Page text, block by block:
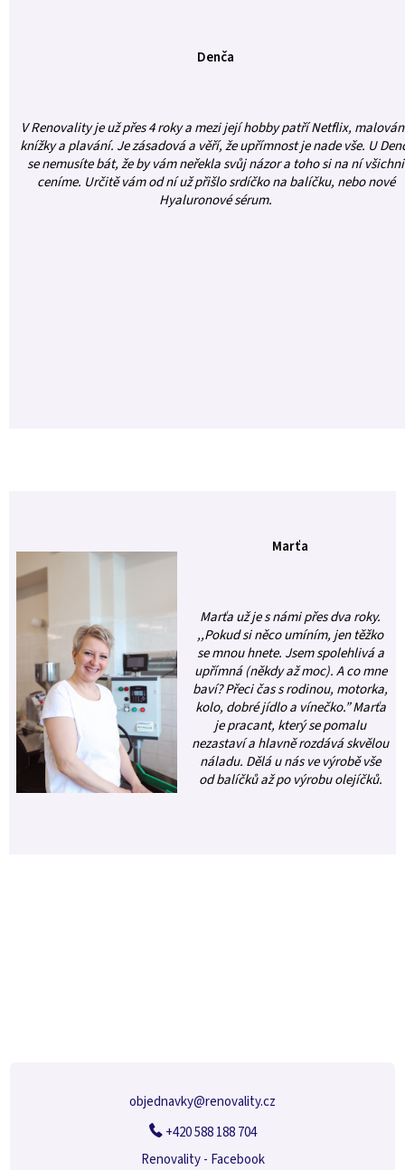
Denča
V Renovality je už přes 4 roky a mezi její hobby patří Netflix,
knížky a plavání. Je zásadová a věří, že upřímnost je nade vše. U
se nemusíte bát, že by vám neřekla svůj názor a toho si na ní všichni
ceníme. Určitě vám od ní už přišlo srdíčko na balíčku, nebo nové
Hyaluronové sérum.
Marťa
Marťa už je s námi přes dva roky.
,,Pokud si něco umíním, jen těžko
se mnou hnete. Jsem spolehlivá a
upřímná (někdy až moc). A co mne
baví? Přeci čas s rodinou, motorka,
kolo, dobré jídlo a vínečko.” Marťa
je pracant, který se pomalu
nezastaví a hlavně rozdává skvělou
náladu. Dělá u nás ve výrobě vše
od balíčků až po výrobu olejíčků.
objednavky@renovality.cz
+420 588 188 704
Renovality - Facebook